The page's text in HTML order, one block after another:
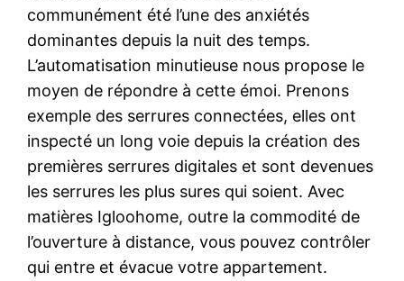
communément été l’une des anxiétés
dominantes depuis la nuit des temps.
L’automatisation minutieuse nous propose le
moyen de répondre à cette émoi. Prenons
exemple des serrures connectées, elles ont
inspecté un long voie depuis la création des
premières serrures digitales et sont devenues
les serrures les plus sures qui soient. Avec
matières Igloohome, outre la commodité de
l’ouverture à distance, vous pouvez contrôler
qui entre et évacue votre appartement.